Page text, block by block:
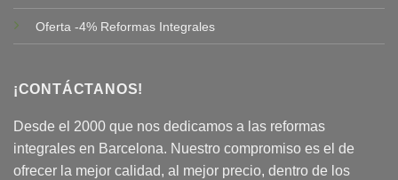
Oferta -4% Reformas Integrales
¡CONTÁCTANOS!
Desde el 2000 que nos dedicamos a las reformas
integrales en Barcelona. Nuestro compromiso es el de
ofrecer la mejor calidad, al mejor precio, dentro de los